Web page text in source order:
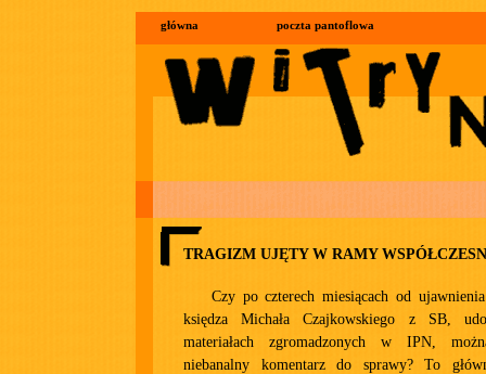
główna poczta pantoflowa
TRAGIZM UJĘTY W RAMY
Czy po czterech miesiącach od
księdza Michała Czajkowskiego z SB,
materiałach zgromadzonych w IPN,
niebanalny komentarz do sprawy? To